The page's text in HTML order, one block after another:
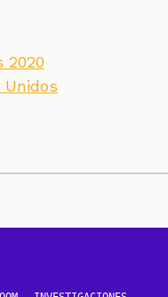
2020